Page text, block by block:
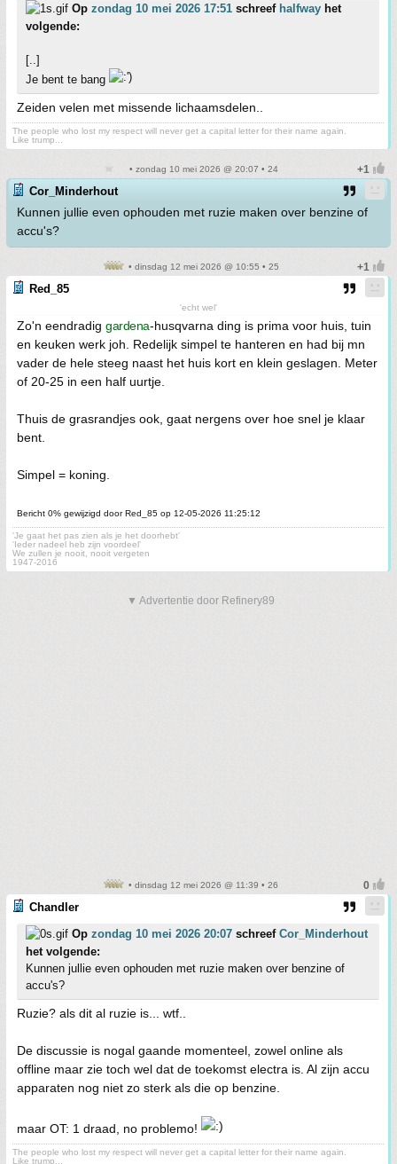
Op zondag 10 mei 2026 17:51 schreef halfway het
volgende:
[..]
Je bent te bang
Zeiden velen met missende lichaamsdelen..
The people who lost my respect will never get a capital letter for their name again.
Like trump...
• zondag 10 mei 2026 @ 20:07 • 24
Cor_Minderhout
Kunnen jullie even ophouden met ruzie maken over benzine of
accu's?
• dinsdag 12 mei 2026 @ 10:55 • 25
Red_85
'echt wel'
Zo'n eendradig gardena-husqvarna ding is prima voor huis, tuin
en keuken werk joh. Redelijk simpel te hanteren en had bij mn
vader de hele steeg naast het huis kort en klein geslagen. Meter
of 20-25 in een half uurtje.
Thuis de grasrandjes ook, gaat nergens over hoe snel je klaar
bent.
Simpel = koning.
Bericht 0% gewijzigd door Red_85 op 12-05-2026 11:25:12
'Je gaat het pas zien als je het doorhebt'
'Ieder nadeel heb zijn voordeel'
We zullen je nooit, nooit vergeten
1947-2016
▼ Advertentie door Refinery89
• dinsdag 12 mei 2026 @ 11:39 • 26
Chandler
Op zondag 10 mei 2026 20:07 schreef Cor_Minderhout
het volgende:
Kunnen jullie even ophouden met ruzie maken over benzine of
accu's?
Ruzie? als dit al ruzie is... wtf..
De discussie is nogal gaande momenteel, zowel online als
offline maar zie toch wel dat de toekomst electra is. Al zijn accu
apparaten nog niet zo sterk als die op benzine.
maar OT: 1 draad, no problemo!
The people who lost my respect will never get a capital letter for their name again.
Like trump...